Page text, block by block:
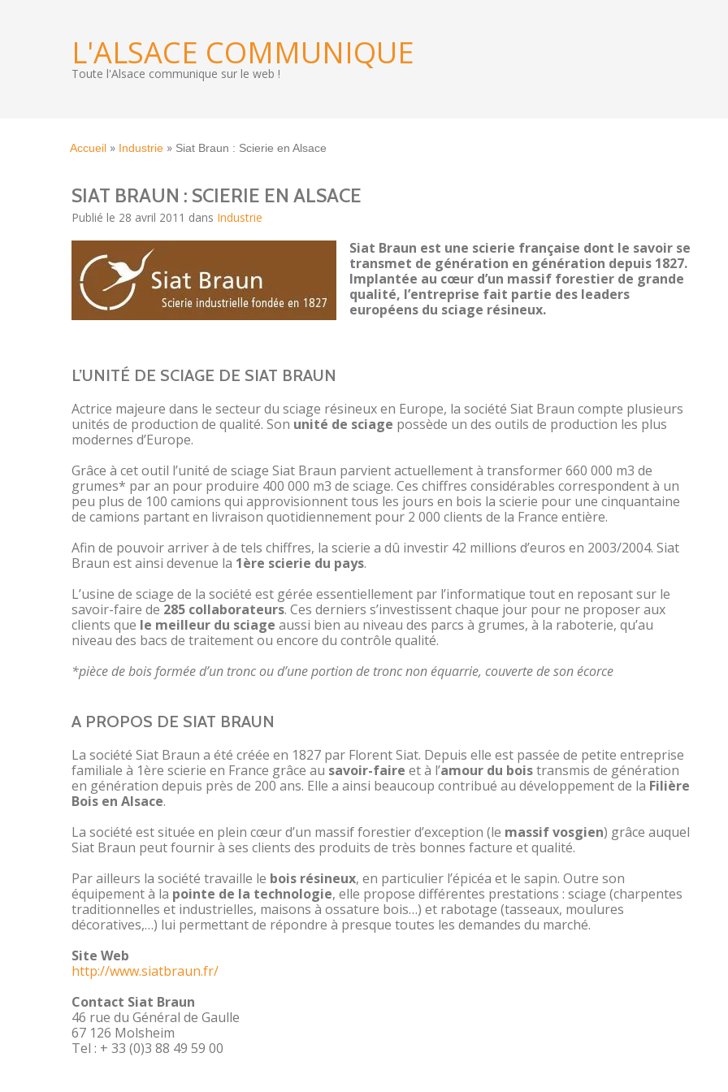
L'ALSACE COMMUNIQUE
Toute l'Alsace communique sur le web !
Accueil » Industrie » Siat Braun : Scierie en Alsace
SIAT BRAUN : SCIERIE EN ALSACE
Publié le 28 avril 2011 dans Industrie
Siat Braun est une scierie française dont le savoir se
transmet de génération en génération depuis 1827.
Implantée au cœur d’un massif forestier de grande
qualité, l’entreprise fait partie des leaders
européens du sciage résineux.
L’UNITÉ DE SCIAGE DE SIAT BRAUN
Actrice majeure dans le secteur du sciage résineux en Europe, la société Siat Braun compte plusieurs
unités de production de qualité. Son unité de sciage possède un des outils de production les plus
modernes d’Europe.
Grâce à cet outil l’unité de sciage Siat Braun parvient actuellement à transformer 660 000 m3 de
grumes* par an pour produire 400 000 m3 de sciage. Ces chiffres considérables correspondent à un
peu plus de 100 camions qui approvisionnent tous les jours en bois la scierie pour une cinquantaine
de camions partant en livraison quotidiennement pour 2 000 clients de la France entière.
Afin de pouvoir arriver à de tels chiffres, la scierie a dû investir 42 millions d’euros en 2003/2004. Siat
Braun est ainsi devenue la 1ère scierie du pays.
L’usine de sciage de la société est gérée essentiellement par l’informatique tout en reposant sur le
savoir-faire de 285 collaborateurs. Ces derniers s’investissent chaque jour pour ne proposer aux
clients que le meilleur du sciage aussi bien au niveau des parcs à grumes, à la raboterie, qu’au
niveau des bacs de traitement ou encore du contrôle qualité.
*pièce de bois formée d’un tronc ou d’une portion de tronc non équarrie, couverte de son écorce
A PROPOS DE SIAT BRAUN
La société Siat Braun a été créée en 1827 par Florent Siat. Depuis elle est passée de petite entreprise
familiale à 1ère scierie en France grâce au savoir-faire et à l’amour du boistransmis de génération
en génération depuis près de 200 ans. Elle a ainsi beaucoup contribué au développement de la Filière
Bois en Alsace.
La société est située en plein cœur d’un massif forestier d’exception (le massif vosgien) grâce auquel
Siat Braun peut fournir à ses clients des produits de très bonnes facture et qualité.
Par ailleurs la société travaille le bois résineux, en particulier l’épicéa et le sapin. Outre son
équipement à la pointe de la technologie, elle propose différentes prestations : sciage (charpentes
traditionnelles et industrielles, maisons à ossature bois…) et rabotage (tasseaux, moulures
décoratives,…) lui permettant de répondre à presque toutes les demandes du marché.
Site Web
http://www.siatbraun.fr/
Contact Siat Braun
46 rue du Général de Gaulle
67 126 Molsheim
Tel : + 33 (0)3 88 49 59 00